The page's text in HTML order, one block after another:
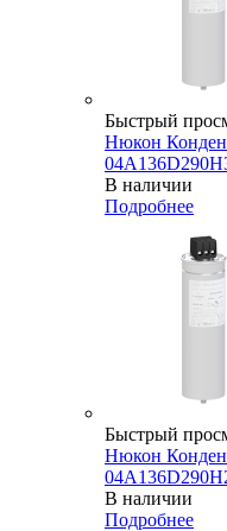
Быстрый
Нюкон
В наличии
Подробнее
Быстрый
Нюкон
В наличии
Подробнее